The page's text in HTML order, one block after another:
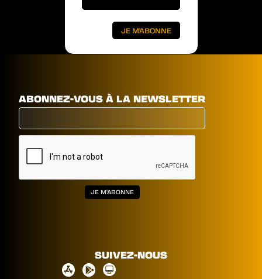
ABONNEZ-VOUS À LA NEWSLETTER
SUIVEZ-NOUS